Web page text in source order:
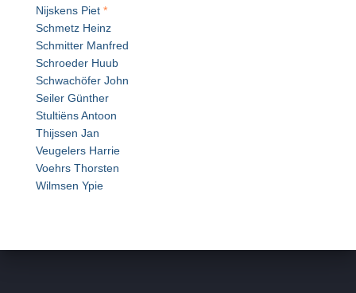
Nijskens Piet *
Schmetz Heinz
Schmitter Manfred
Schroeder Huub
Schwachöfer John
Seiler Günther
Stultiëns Antoon
Thijssen Jan
Veugelers Harrie
Voehrs Thorsten
Wilmsen Ypie